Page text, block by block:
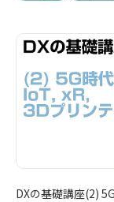
DXの基礎講座(2)